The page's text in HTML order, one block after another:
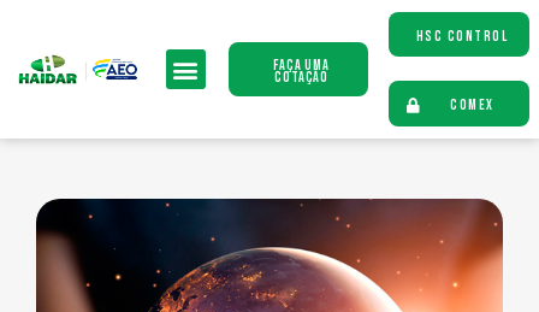
Faça uma
Cotação
HSC CONTROL
COMEX